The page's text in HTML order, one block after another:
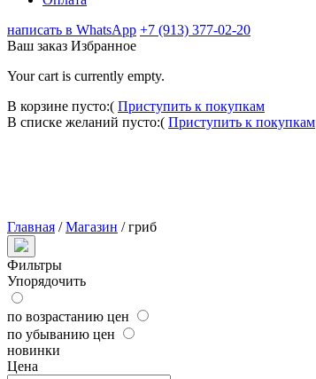
написать в WhatsApp +7 (913) 377-02-20
Ваш заказ Избранное
Your cart is currently empty.
В корзине пусто:( Приступить к покупкам
В списке желаний пусто:( Приступить к покупкам
Главная /Магазин /гриб
Фильтры
Упорядочить
по возрастанию цен
по убыванию цен
новинки
Цена